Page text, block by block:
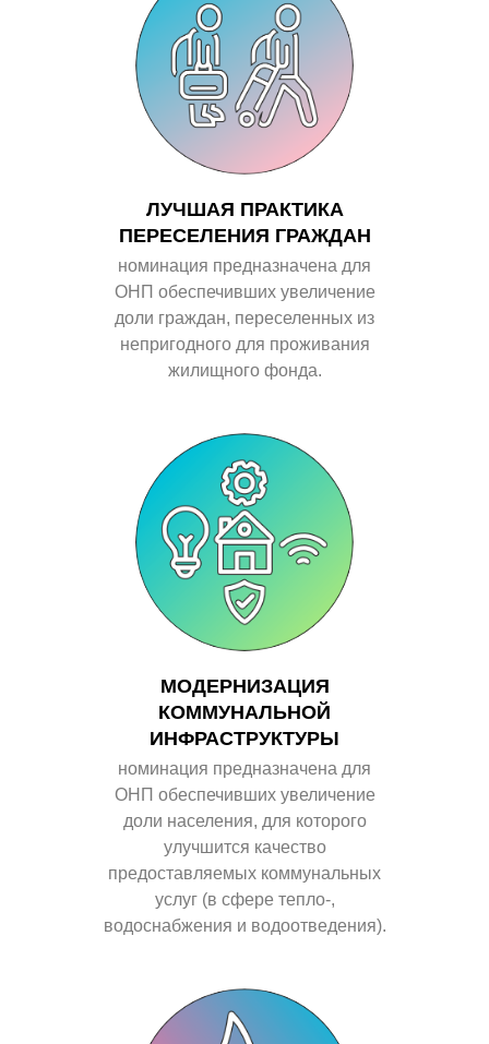
ЛУЧШАЯ ПРАКТИКА
ПЕРЕСЕЛЕНИЯ ГРАЖДАН
номинация предназначена для
ОНП обеспечивших увеличение
доли граждан, переселенных из
непригодного для проживания
жилищного фонда.
МОДЕРНИЗАЦИЯ
КОММУНАЛЬНОЙ
ИНФРАСТРУКТУРЫ
номинация предназначена для
ОНП обеспечивших увеличение
доли населения, для которого
улучшится качество
предоставляемых коммунальных
услуг (в сфере тепло-,
водоснабжения и водоотведения).